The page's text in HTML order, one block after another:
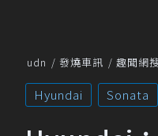
udn 發燒車訊 趣聞網搜
Hyundai Sonata